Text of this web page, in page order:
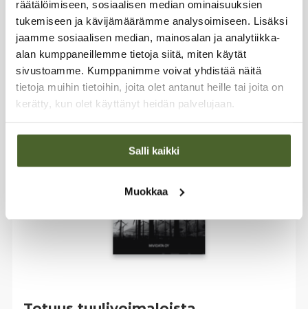
räätälöimiseen, sosiaalisen median ominaisuuksien
tukemiseen ja kävijämäärämme analysoimiseen. Lisäksi
jaamme sosiaalisen median, mainosalan ja analytiikka-
alan kumppaneillemme tietoja siitä, miten käytät
sivustoamme. Kumppanimme voivat yhdistää näitä
tietoja muihin tietoihin, joita olet antanut heille tai joita on
kerätty, kun olet käyttänyt heidän palvelujaan.
Salli kaikki
Muokkaa
Valitse vaihtoehdoista
Tällä
tuotteella
on
useampi
muunnelma.
Voit
tehdä
valinnat
sivulla.